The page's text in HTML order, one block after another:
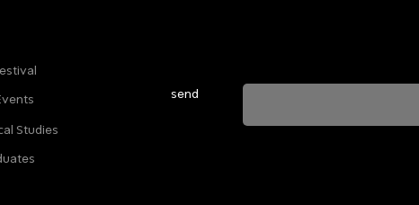
Studies
send